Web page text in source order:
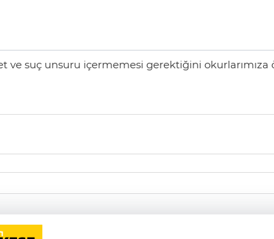
suç unsuru içermemesi gerektiğini okurlarımıza